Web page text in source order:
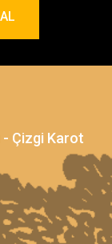
Çizgi Karot